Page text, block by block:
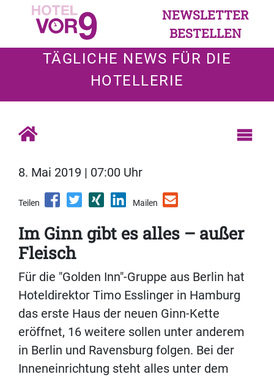
NEWSLETTER
BESTELLEN
TÄGLICHE NEWS FÜR DIE
HOTELLERIE
8. Mai 2019 | 07:00 Uhr
Teilen Mailen
Im Ginn gibt es alles – außer
Fleisch
Für die "Golden Inn"-Gruppe aus Berlin hat
Hoteldirektor Timo Esslinger in Hamburg
das erste Haus der neuen Ginn-Kette
eröffnet, 16 weitere sollen unter anderem
in Berlin und Ravensburg folgen. Bei der
Inneneinrichtung steht alles unter dem